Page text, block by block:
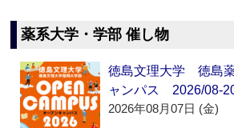
薬系大学・学部 催し物
徳島文理大学 徳島
ャンパス 2026/08-
2026年08月07日 (金)